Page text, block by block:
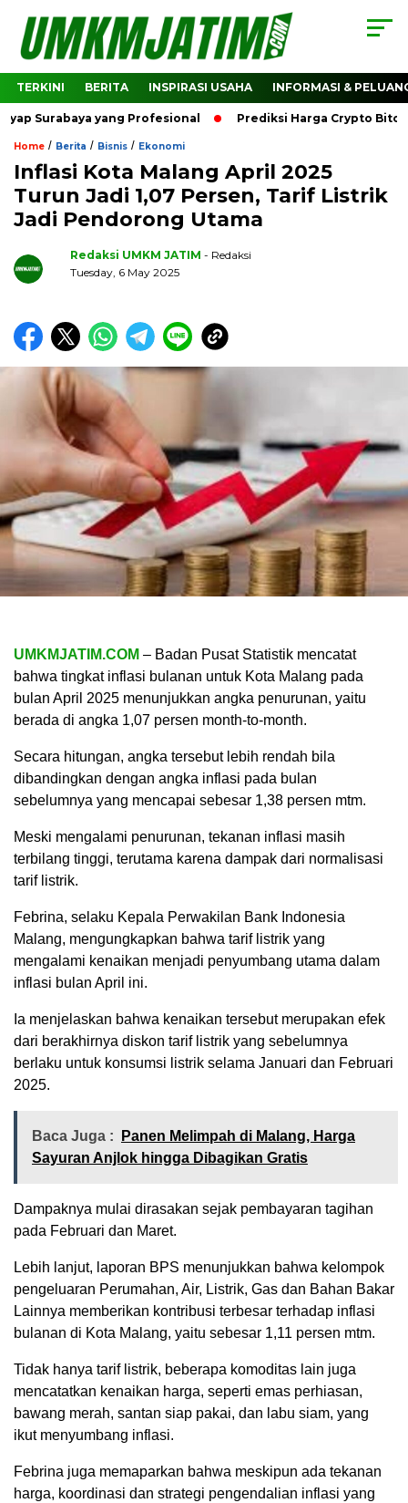
TERKINI BERITA INSPIRASI USAHA INFORMASI &
Surabaya yang Profesional Prediksi Harga Crypto Bitcoin:
Home / Berita / Bisnis / Ekonomi
Inflasi Kota Malang April 2025
Turun Jadi 1,07 Persen, Tarif Listrik
Jadi Pendorong Utama
Redaksi UMKM JATIM - Redaksi
Tuesday, 6 May 2025
UMKMJATIM.COM – Badan Pusat Statistik mencatat
bahwa tingkat inflasi bulanan untuk Kota Malang pada
bulan April 2025 menunjukkan angka penurunan, yaitu
berada di angka 1,07 persen month-to-month.
Secara hitungan, angka tersebut lebih rendah bila
dibandingkan dengan angka inflasi pada bulan
sebelumnya yang mencapai sebesar 1,38 persen mtm.
Meski mengalami penurunan, tekanan inflasi masih
terbilang tinggi, terutama karena dampak dari normalisasi
tarif listrik.
Febrina, selaku Kepala Perwakilan Bank Indonesia
Malang, mengungkapkan bahwa tarif listrik yang
mengalami kenaikan menjadi penyumbang utama dalam
inflasi bulan April ini.
Ia menjelaskan bahwa kenaikan tersebut merupakan efek
dari berakhirnya diskon tarif listrik yang sebelumnya
berlaku untuk konsumsi listrik selama Januari dan Februari
2025.
Baca Juga :
Panen Melimpah di Malang, Harga
Sayuran Anjlok hingga Dibagikan Gratis
Dampaknya mulai dirasakan sejak pembayaran tagihan
pada Februari dan Maret.
Lebih lanjut, laporan BPS menunjukkan bahwa kelompok
pengeluaran Perumahan, Air, Listrik, Gas dan Bahan Bakar
Lainnya memberikan kontribusi terbesar terhadap inflasi
bulanan di Kota Malang, yaitu sebesar 1,11 persen mtm.
Tidak hanya tarif listrik, beberapa komoditas lain juga
mencatatkan kenaikan harga, seperti emas perhiasan,
bawang merah, santan siap pakai, dan labu siam, yang
ikut menyumbang inflasi.
Febrina juga memaparkan bahwa meskipun ada tekanan
harga, koordinasi dan strategi pengendalian inflasi yang